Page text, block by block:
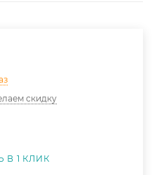
скидку
В 1 КЛИК